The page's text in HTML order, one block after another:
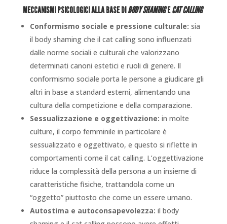
MECCANISMI PSICOLOGICI ALLA BASE DIBODY SHAMINGECAT CALLING
Conformismo sociale e pressione culturale: sia
il body shaming che il cat calling sono influenzati
dalle norme sociali e culturali che valorizzano
determinati canoni estetici e ruoli di genere. Il
conformismo sociale porta le persone a giudicare gli
altri in base a standard esterni, alimentando una
cultura della competizione e della comparazione.
Sessualizzazione e oggettivazione: in molte
culture, il corpo femminile in particolare è
sessualizzato e oggettivato, e questo si riflette in
comportamenti come il cat calling. L’oggettivazione
riduce la complessità della persona a un insieme di
caratteristiche fisiche, trattandola come un
“oggetto” piuttosto che come un essere umano.
Autostima e autoconsapevolezza: il body